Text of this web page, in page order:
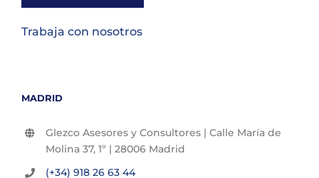
Trabaja con nosotros
MADRID
Glezco Asesores y Consultores | Calle María de
Molina 37, 1º | 28006 Madrid
(+34) 918 26 63 44